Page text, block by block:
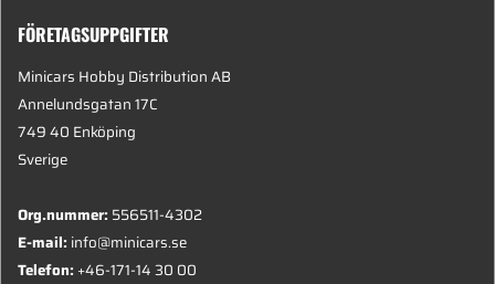
FÖRETAGSUPPGIFTER
Minicars Hobby Distribution AB
Annelundsgatan 17C
749 40 Enköping
Sverige
Org.nummer:556511-4302
E-mail:info@minicars.se
Telefon:+46-171-14 30 00